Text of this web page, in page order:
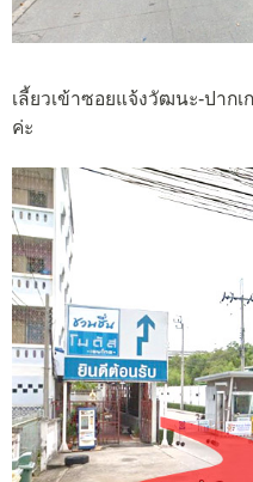
เลี้ยวเข้าซอยแจ้งวัฒนะ-ปากเ
ค่ะ